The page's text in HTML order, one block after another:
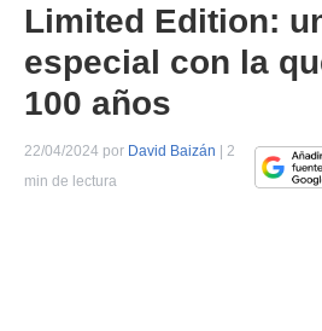
Limited Edition:
especial con la
100 años
22/04/2024 por David Baizán | 2
min de lectura